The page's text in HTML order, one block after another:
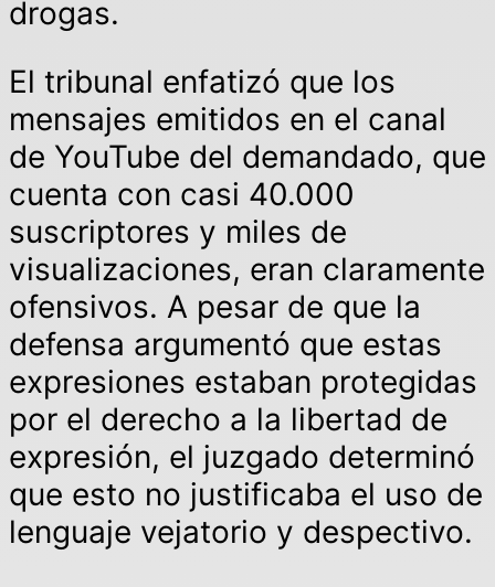
drogas.
El tribunal enfatizó que los
mensajes emitidos en el canal
de YouTube del demandado, que
cuenta con casi 40.000
suscriptores y miles de
visualizaciones, eran claramente
ofensivos. A pesar de que la
defensa argumentó que estas
expresiones estaban protegidas
por el derecho a la libertad de
expresión, el juzgado determinó
que esto no justificaba el uso de
lenguaje vejatorio y despectivo.